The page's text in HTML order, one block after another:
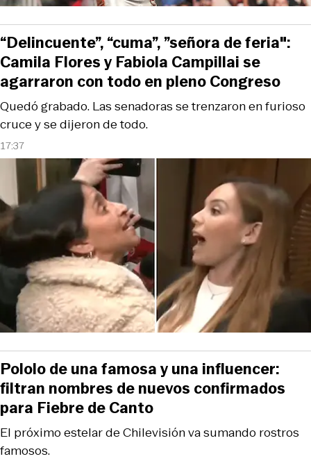
17:37
Quedó grabado. Las senadoras se trenzaron en furioso
cruce y se dijeron de todo.
“Delincuente”, “cuma”, ”señora de feria":
Camila Flores y Fabiola Campillai se
agarraron con todo en pleno Congreso
El próximo estelar de Chilevisión va sumando rostros
famosos.
Pololo de una famosa y una influencer:
filtran nombres de nuevos confirmados
para Fiebre de Canto